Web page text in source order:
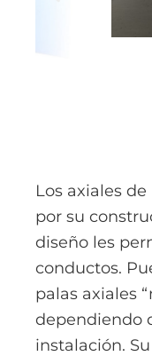
Los axiales
por su
diseño les
conductos.
palas axiales
dependiendo
instalación.